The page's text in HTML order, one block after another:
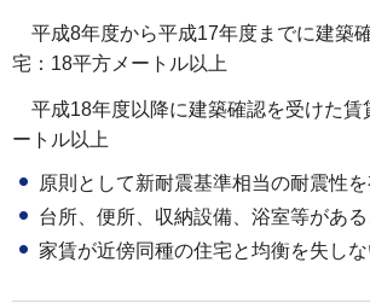
平成8年度から平成17年度までに建築
宅：18平方メートル以上
平成18年度以降に建築確認を受けた賃
ートル以上
原則として新耐震基準相当の耐震性
台所、便所、収納設備、浴室等がある
家賃が近傍同種の住宅と均衡を失し